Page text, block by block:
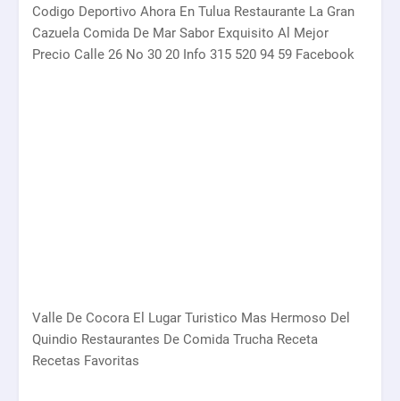
Codigo Deportivo Ahora En Tulua Restaurante La Gran
Cazuela Comida De Mar Sabor Exquisito Al Mejor
Precio Calle 26 No 30 20 Info 315 520 94 59 Facebook
Valle De Cocora El Lugar Turistico Mas Hermoso Del
Quindio Restaurantes De Comida Trucha Receta
Recetas Favoritas